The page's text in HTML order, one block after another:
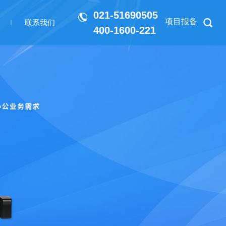
联系我们
021-51690505
400-1600-221
项目报备